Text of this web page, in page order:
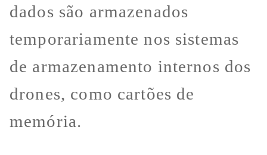
dados são armazenados
temporariamente nos sistemas
de armazenamento internos dos
drones, como cartões de
memória.